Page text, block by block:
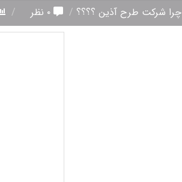
چرا شرکت طرح آذین ؟؟؟؟ ۰ نظر